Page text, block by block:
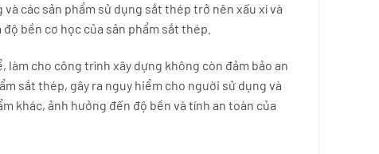
các sản phẩm sử dụng sắt thép trở nên xấu xí và
bền cơ học của sản phẩm sắt thép.
làm cho công trình xây dựng không còn đảm bảo an
sắt thép, gây ra nguy hiểm cho người sử dụng và
khác, ảnh hưởng đến độ bền và tính an toàn của